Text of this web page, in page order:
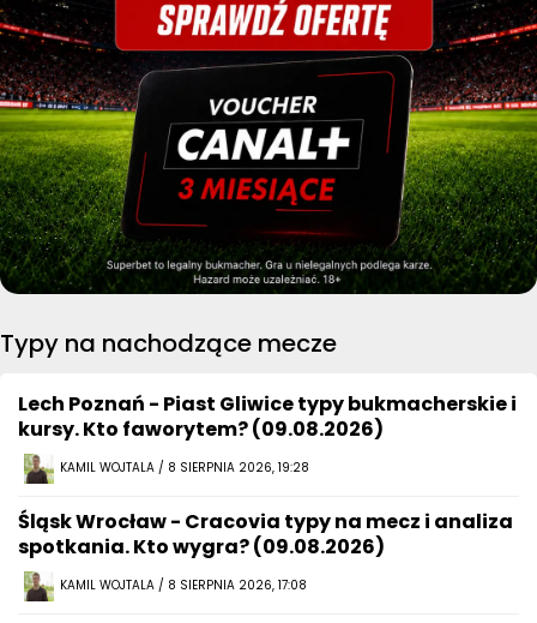
Typy na nachodzące mecze
Lech Poznań - Piast Gliwice typy bukmacherskie i
kursy. Kto faworytem? (09.08.2026)
KAMIL WOJTALA / 8 SIERPNIA 2026, 19:28
Śląsk Wrocław - Cracovia typy na mecz i analiza
spotkania. Kto wygra? (09.08.2026)
KAMIL WOJTALA / 8 SIERPNIA 2026, 17:08